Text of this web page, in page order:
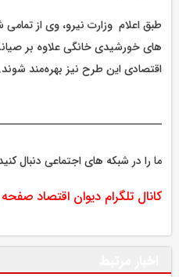
طبق اعلام وزارت نیرو، وی از
های خورشیدی خانگی علاوه بر
اقتصادی این طرح نیز بهره‌مند شوند.
ما را در شبکه های اجتماعی دنبال
کانال تلگرام دیوان اقتصاد صفحه